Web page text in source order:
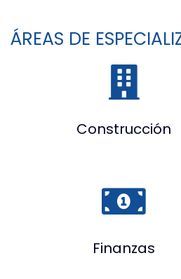
ÁREAS DE
Construcción
Finanzas